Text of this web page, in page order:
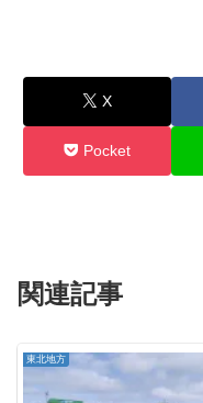
X
Pocket
関連記事
東北地方